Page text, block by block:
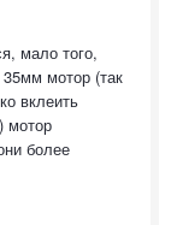
мало того,
мотор (так
вклеить
мотор
более